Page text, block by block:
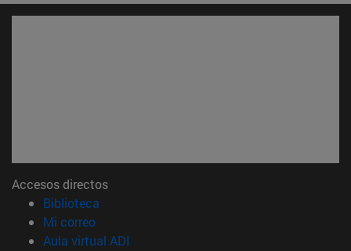
Accesos directos
Biblioteca
Mi correo(abre en nueva ventana)
Aula virtual ADI